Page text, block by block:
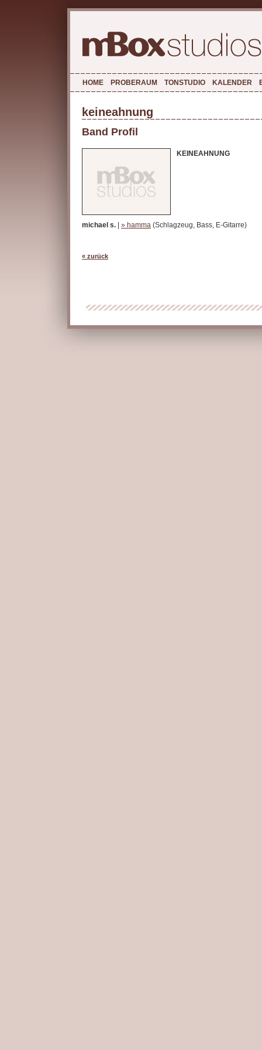
HOME PROBERAUM TONSTUDIO KALENDER
keineahnung
Band Profil
KEINEAHNUNG
michael s. » hamma (Schlagzeug, Bass, E-Gitarre)
« zurück